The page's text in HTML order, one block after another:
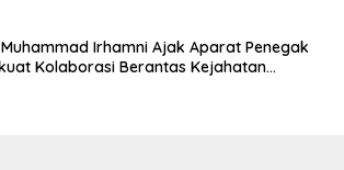
Irhamni Ajak Aparat Penegak
Kolaborasi Berantas Kejahatan